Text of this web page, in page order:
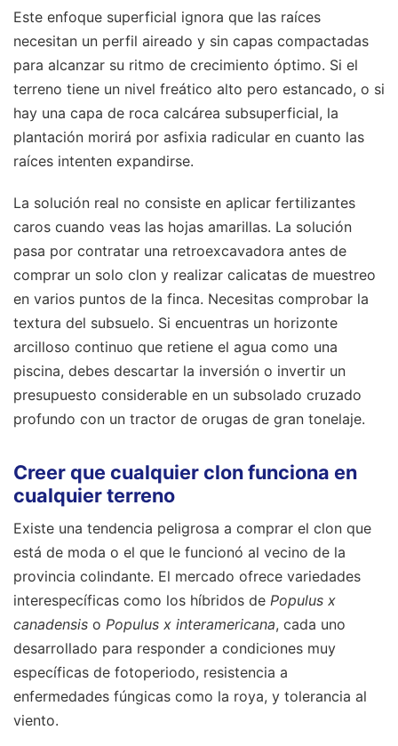
Este enfoque superficial ignora que las raíces
necesitan un perfil aireado y sin capas compactadas
para alcanzar su ritmo de crecimiento óptimo. Si el
terreno tiene un nivel freático alto pero estancado, o si
hay una capa de roca calcárea subsuperficial, la
plantación morirá por asfixia radicular en cuanto las
raíces intenten expandirse.
La solución real no consiste en aplicar fertilizantes
caros cuando veas las hojas amarillas. La solución
pasa por contratar una retroexcavadora antes de
comprar un solo clon y realizar calicatas de muestreo
en varios puntos de la finca. Necesitas comprobar la
textura del subsuelo. Si encuentras un horizonte
arcilloso continuo que retiene el agua como una
piscina, debes descartar la inversión o invertir un
presupuesto considerable en un subsolado cruzado
profundo con un tractor de orugas de gran tonelaje.
Creer que cualquier clon funciona en
cualquier terreno
Existe una tendencia peligrosa a comprar el clon que
está de moda o el que le funcionó al vecino de la
provincia colindante. El mercado ofrece variedades
interespecíficas como los híbridos de Populus x
canadensis o Populus x interamericana, cada uno
desarrollado para responder a condiciones muy
específicas de fotoperiodo, resistencia a
enfermedades fúngicas como la roya, y tolerancia al
viento.